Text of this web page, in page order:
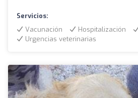
Servicios:
Vacunación
Hospitalización
Urgencias veterinarias